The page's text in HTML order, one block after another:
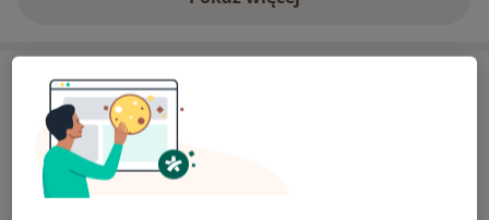
skonsultować wyniki badań i/lub masz jakieś pytania?
Zapraszam na konsultacje.
dr Mariusz Króliczek
o doświadczeniu
Usługi i ceny
Konsultacja chirurgiczna
Od 250 zł Szczegóły